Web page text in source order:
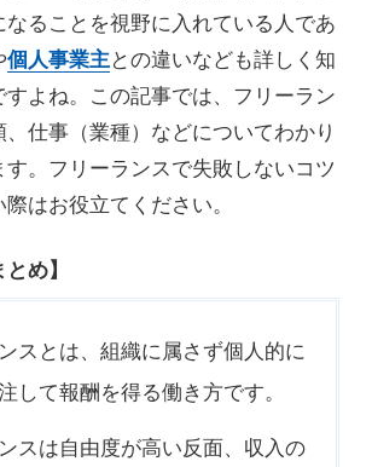
なることを視野に入れている人であ
個人事業主との違いなども詳しく知
すよね。この記事では、フリーラン
、仕事（業種）などについてわかり
。フリーランスで失敗しないコツ
はお役立てください。
め】
スとは、組織に属さず個人的に
して報酬を得る働き方です。
スは自由度が高い反面、収入の